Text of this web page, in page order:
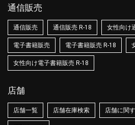
通信販売
通信販売 通信販売 R-18 女性向け
電子書籍販売 電子書籍販売 R-18
女性向け電子書籍販売 R-18
店舗
店舗一覧 店舗在庫検索 店舗に関